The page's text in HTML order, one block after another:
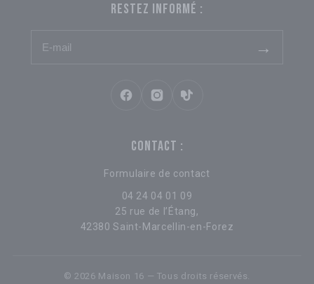
RESTEZ INFORMÉ :
→
CONTACT :
Formulaire de contact
04 24 04 01 09
25 rue de l’Étang,
42380 Saint-Marcellin-en-Forez
© 2026 Maison 16 — Tous droits réservés.